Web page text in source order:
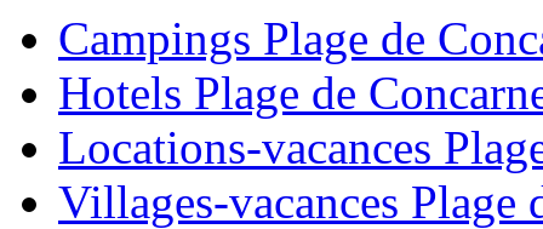
Campings Plage de
Hotels Plage de
Locations-vacances
Villages-vacances Plage